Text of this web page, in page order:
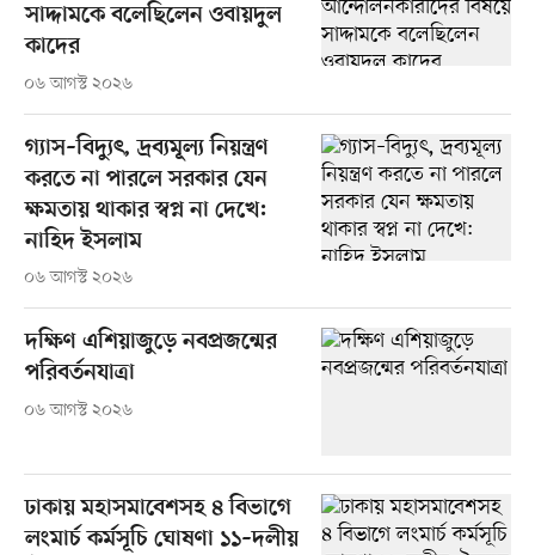
সাদ্দামকে বলেছিলেন ওবায়দুল
কাদের
০৬ আগস্ট ২০২৬
গ্যাস–বিদ্যুৎ, দ্রব্যমূল্য নিয়ন্ত্রণ
করতে না পারলে সরকার যেন
ক্ষমতায় থাকার স্বপ্ন না দেখে:
নাহিদ ইসলাম
০৬ আগস্ট ২০২৬
দক্ষিণ এশিয়াজুড়ে নবপ্রজন্মের
পরিবর্তনযাত্রা
০৬ আগস্ট ২০২৬
ঢাকায় মহাসমাবেশসহ ৪ বিভাগে
লংমার্চ কর্মসূচি ঘোষণা ১১–দলীয়